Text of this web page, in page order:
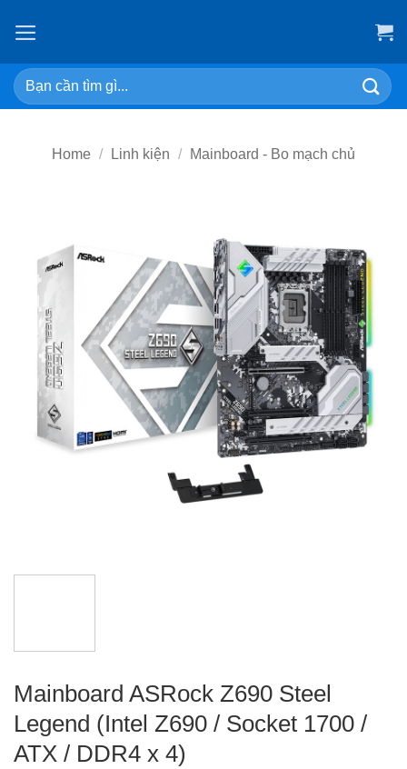
Search
for:
Home / Linh kiện / Mainboard - Bo mạch chủ
Mainboard ASRock Z690 Steel
Legend (Intel Z690 / Socket 1700 /
ATX / DDR4 x 4)